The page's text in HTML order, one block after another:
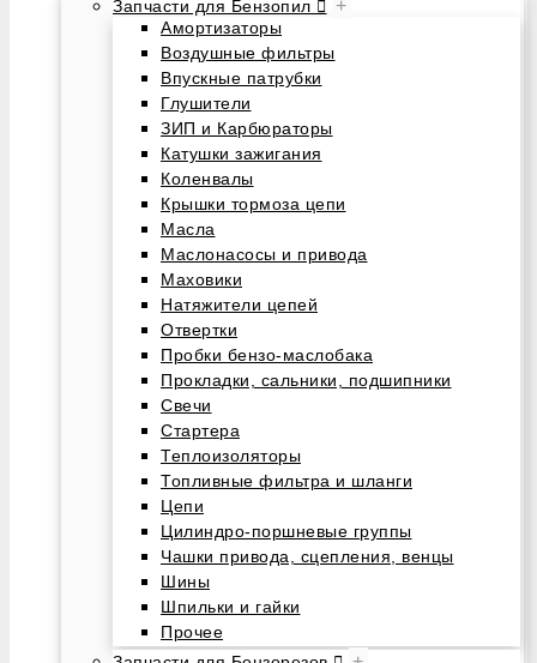
Запчасти для Бензопил +
Амортизаторы
Воздушные фильтры
Впускные патрубки
Глушители
ЗИП и Карбюраторы
Катушки зажигания
Коленвалы
Крышки тормоза цепи
Масла
Маслонасосы и привода
Маховики
Натяжители цепей
Отвертки
Пробки бензо-маслобака
Прокладки, сальники, подшипники
Свечи
Стартера
Теплоизоляторы
Топливные фильтра и шланги
Цепи
Цилиндро-поршневые группы
Чашки привода, сцепления, венцы
Шины
Шпильки и гайки
Прочее